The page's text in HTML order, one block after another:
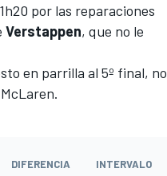
por las reparaciones
Verstappen, que no le
en parrilla al 5º final, no
McLaren.
DIFERENCIA INTERVALO